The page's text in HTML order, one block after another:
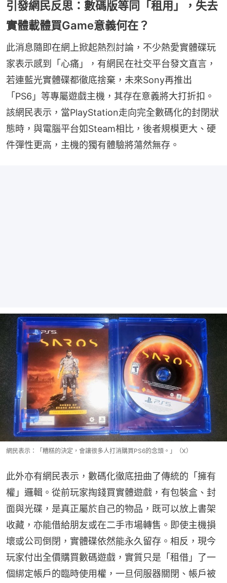
引發網民反思：數碼版等同「租用」，失去
實體載體買Game意義何在？
此消息隨即在網上掀起熱烈討論，不少熱愛實體碟玩
家表示感到「心痛」，有網民在社交平台發文直言，
若連藍光實體碟都徹底捨棄，未來Sony再推出
「PS6」等專屬遊戲主機，其存在意義將大打折扣。
該網民表示，當PlayStation走向完全數碼化的封閉狀
態時，與電腦平台如Steam相比，後者規模更大、硬
件彈性更高，主機的獨有體驗將蕩然無存。
網民表示：「糟糕的決定，會讓很多人打消購買PS6的念頭。」（X）
此外亦有網民表示，數碼化徹底扭曲了傳統的「擁有
權」邏輯。從前玩家掏錢買實體遊戲，有包裝盒、封
面與光碟，是真正屬於自己的物品，既可以放上書架
收藏，亦能借給朋友或在二手市場轉售。即使主機損
壞或公司倒閉，實體碟依然能永久留存。相反，現今
玩家付出全價購買數碼遊戲，實質只是「租借」了一
個綁定帳戶的臨時使用權，一旦伺服器關閉、帳戶被